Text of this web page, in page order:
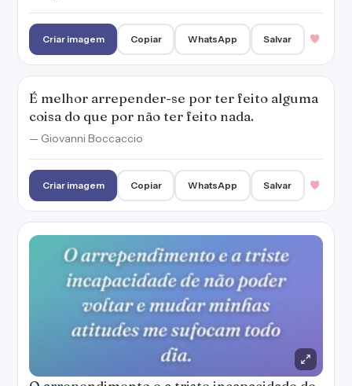
Criar imagem Copiar WhatsApp Salvar
É melhor arrepender-se por ter feito alguma
coisa do que por não ter feito nada.
— Giovanni Boccaccio
Criar imagem Copiar WhatsApp Salvar